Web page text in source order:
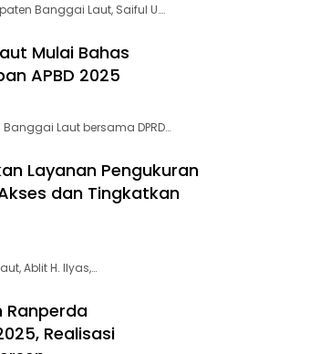
Banggai Laut, Saiful U….
Mulai Bahas
APBD 2025
Banggai Laut bersama DPRD…
Layanan Pengukuran
dan Tingkatkan
Ablit H. Ilyas,…
Ranperda
Realisasi